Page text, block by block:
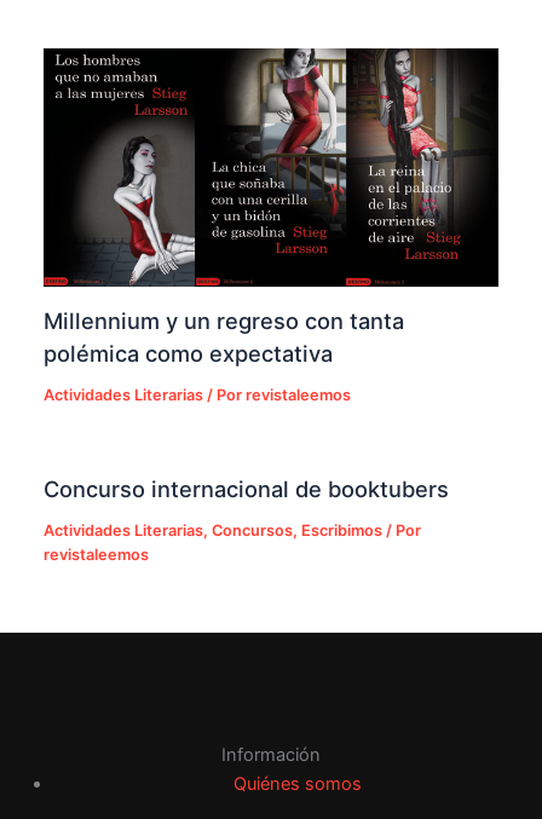
Millennium y un regreso con tanta
polémica como expectativa
Actividades Literarias / Porrevistaleemos
Concurso internacional de booktubers
Actividades Literarias,Concursos, Escribimos / Por
revistaleemos
Información
Quiénes somos